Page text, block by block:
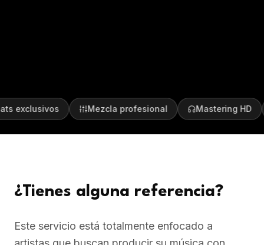
exclusivos Mezcla profesional Mastering HD
¿Tienes alguna referencia?
Este servicio está totalmente enfocado a